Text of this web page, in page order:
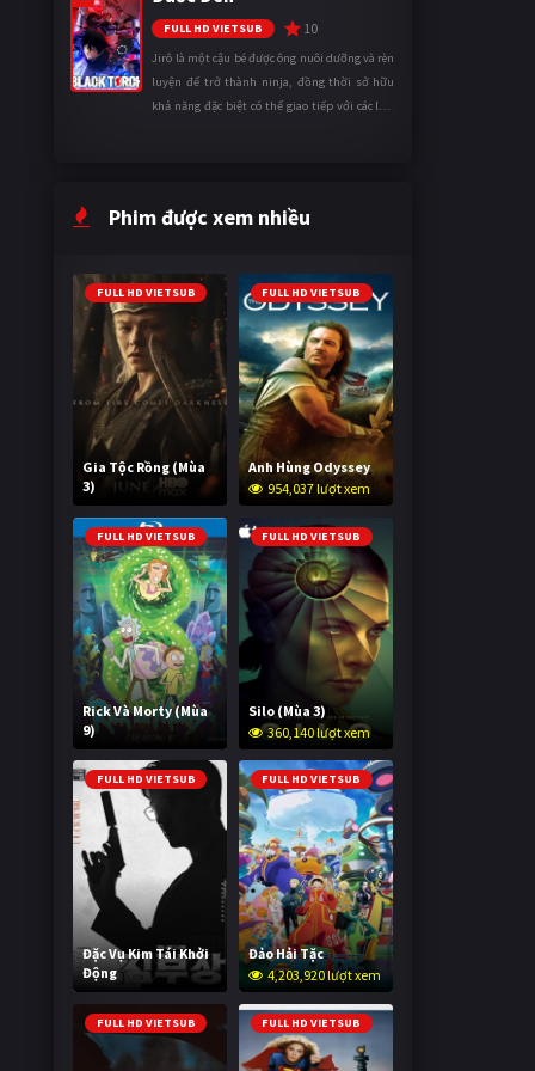
FULL HD VIETSUB 10
Jirô là một cậu bé được ông nuôi dưỡng và rèn
luyện để trở thành ninja, đồng thời sở hữu
khả năng đặc biệt có thể giao tiếp với các loài
Phim được xem nhiều
FULL HD VIETSUB
Gia Tộc Rồng (Mùa
3)
2,020,410 lượt xem
FULL HD VIETSUB
Anh Hùng Odyssey
954,037 lượt xem
FULL HD VIETSUB
Rick Và Morty (Mùa
9)
2,995,981 lượt xem
FULL HD VIETSUB
Silo (Mùa 3)
360,140 lượt xem
FULL HD VIETSUB
Đặc Vụ Kim Tái Khởi
Động
595,047 lượt xem
FULL HD VIETSUB
Đảo Hải Tặc
4,203,920 lượt xem
FULL HD VIETSUB FULL HD VIETSUB